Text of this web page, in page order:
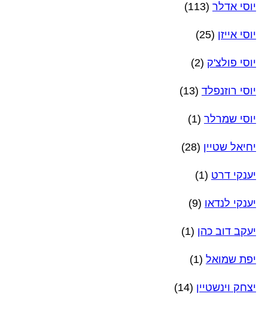
יוסי אדלר (113)
יוסי אייזן (25)
יוסי פולצ'ק (2)
יוסי רוזנפלד (13)
יוסי שמרלר (1)
יחיאל שטיין (28)
יענקי דרט (1)
יענקי לנדאו (9)
יעקב דוב כהן (1)
יפת שמואל (1)
יצחק וינשטיין (14)